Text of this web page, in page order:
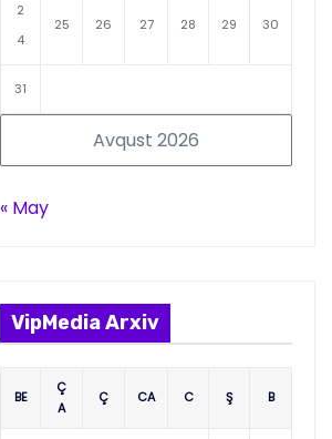
Avqust 2026
2
4
25 26 27 28 29 30
31
« May
VipMedia Arxiv
BE
Ç
A
Ç CA C Ş B